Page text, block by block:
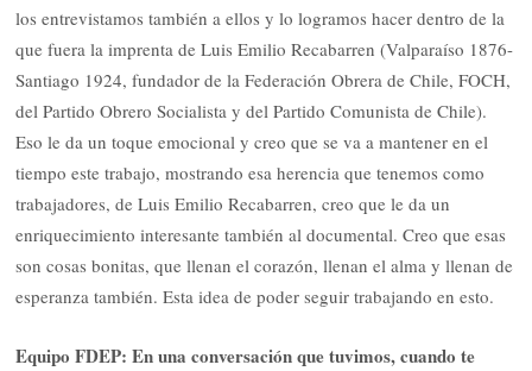
los entrevistamos también a ellos y lo logramos hacer dentro de la
que fuera la imprenta de Luis Emilio Recabarren (Valparaíso 1876-
Santiago 1924, fundador de la Federación Obrera de Chile, FOCH,
del Partido Obrero Socialista y del Partido Comunista de Chile).
Eso le da un toque emocional y creo que se va a mantener en el
tiempo este trabajo, mostrando esa herencia que tenemos como
trabajadores, de Luis Emilio Recabarren, creo que le da un
enriquecimiento interesante también al documental. Creo que esas
son cosas bonitas, que llenan el corazón, llenan el alma y llenan de
esperanza también. Esta idea de poder seguir trabajando en esto.
Equipo FDEP: En una conversación que tuvimos, cuando te